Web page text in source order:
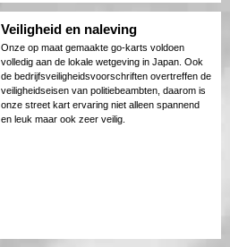
Veiligheid en naleving
Onze op maat gemaakte go-karts voldoen
volledig aan de lokale wetgeving in Japan. Ook
de bedrijfsveiligheidsvoorschriften overtreffen de
veiligheidseisen van politiebeambten, daarom is
onze street kart ervaring niet alleen spannend
en leuk maar ook zeer veilig.